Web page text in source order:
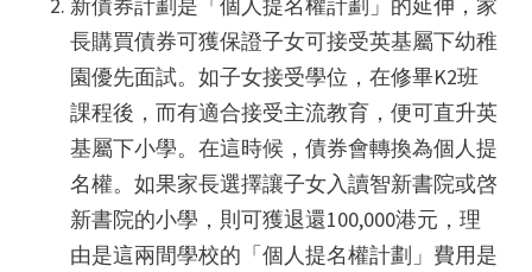
長購買債券可獲保證子女可接受英基屬下幼稚
園優先面試。如子女接受學位，在修畢K2班
課程後，而有適合接受主流教育，便可直升英
基屬下小學。在這時候，債券會轉換為個人提
名權。如果家長選擇讓子女入讀智新書院或啓
新書院的小學，則可獲退還100,000港元，理
由是這兩間學校的「個人提名權計劃」費用是